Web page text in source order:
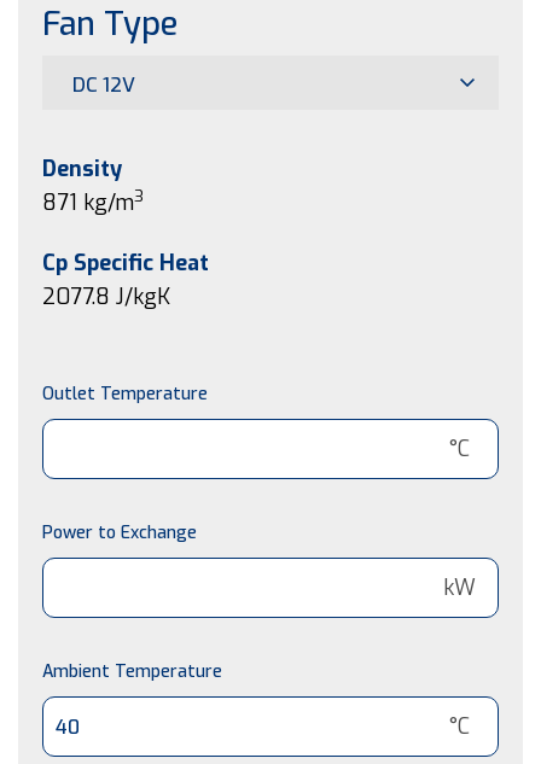
Fan Type
DC 12V
Density
871 kg/m3
Cp Specific Heat
2077.8 J/kgK
Outlet Temperature
°C
Power to Exchange
kW
Ambient Temperature
°C